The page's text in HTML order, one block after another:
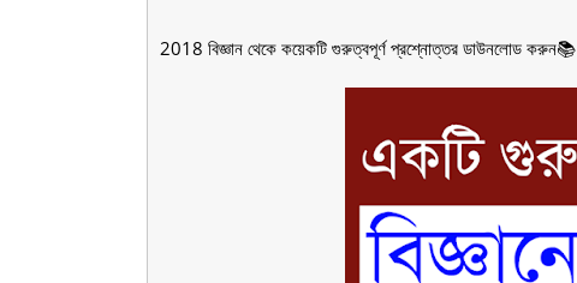
2018 বিজ্ঞান থেকে কয়েকটি গুরুত্বপূর্ণ প্রশ্নোত্তর ডাউনলোড করুন📚